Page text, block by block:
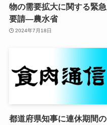
物の需要拡大に関する緊急
要請—農水省
2024年7月18日
都道府県知事に連休期間の